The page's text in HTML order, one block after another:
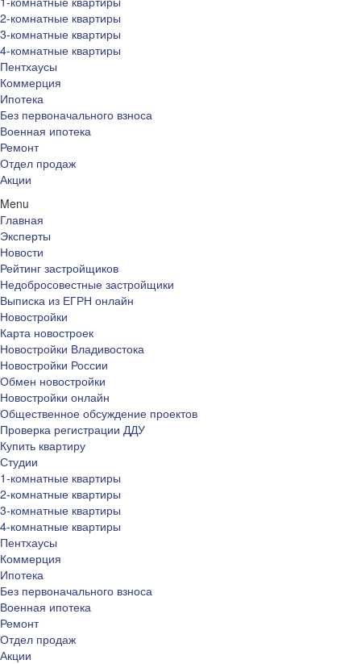
2-комнатные квартиры
3-комнатные квартиры
4-комнатные квартиры
Пентхаусы
Коммерция
Ипотека
Без первоначального взноса
Военная ипотека
Ремонт
Отдел продаж
Акции
Menu
Главная
Эксперты
Новости
Рейтинг застройщиков
Недобросовестные застройщики
Выписка из ЕГРН онлайн
Новостройки
Карта новостроек
Новостройки Владивостока
Новостройки России
Обмен новостройки
Новостройки онлайн
Общественное обсуждение проектов
Проверка регистрации ДДУ
Купить квартиру
Студии
1-комнатные квартиры
2-комнатные квартиры
3-комнатные квартиры
4-комнатные квартиры
Пентхаусы
Коммерция
Ипотека
Без первоначального взноса
Военная ипотека
Ремонт
Отдел продаж
Акции